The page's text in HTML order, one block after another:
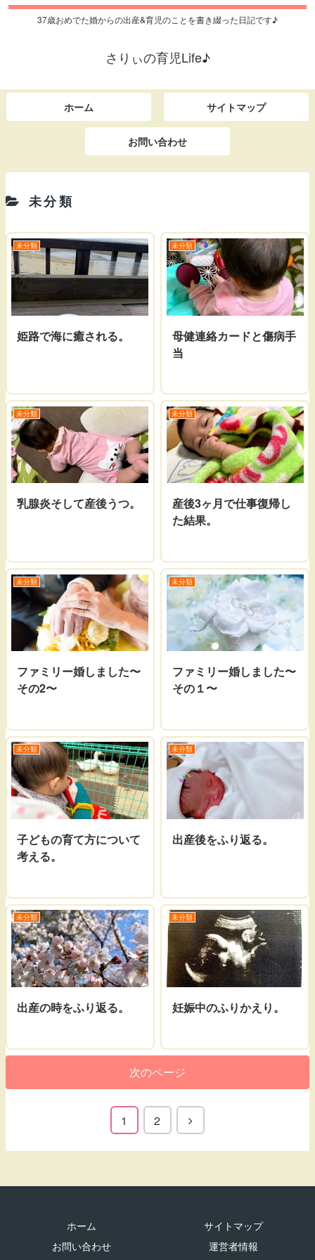
37歳おめでた婚からの出産&育児のことを書き綴った日記です♪
さりぃの育児Life♪
ホーム サイトマップ
お問い合わせ
未分類
未分類
姫路で海に癒される。
未分類
母健連絡カードと傷病手
当
未分類
乳腺炎そして産後うつ。
未分類
産後3ヶ月で仕事復帰し
た結果。
未分類
ファミリー婚しました〜
その2〜
未分類
ファミリー婚しました〜
その１〜
未分類
子どもの育て方について
考える。
未分類
出産後をふり返る。
未分類
出産の時をふり返る。
未分類
妊娠中のふりかえり。
次のページ
1 2
ホーム
サイトマップ
お問い合わせ
運営者情報